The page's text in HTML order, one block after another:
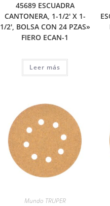
45689 ESCUADRA
CANTONERA, 1-1/2′ X 1-
1/2′, BOLSA CON 24 PZAS»
FIERO ECAN-1
Leer más
Mundo TRUPER